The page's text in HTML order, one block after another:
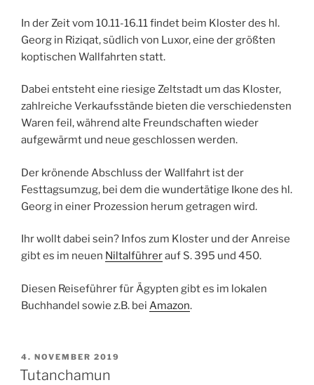
In der Zeit vom 10.11-16.11 findet beim Kloster des hl.
Georg in Riziqat, südlich von Luxor, eine der größten
koptischen Wallfahrten statt.
Dabei entsteht eine riesige Zeltstadt um das Kloster,
zahlreiche Verkaufsstände bieten die verschiedensten
Waren feil, während alte Freundschaften wieder
aufgewärmt und neue geschlossen werden.
Der krönende Abschluss der Wallfahrt ist der
Festtagsumzug, bei dem die wundertätige Ikone des hl.
Georg in einer Prozession herum getragen wird.
Ihr wollt dabei sein? Infos zum Kloster und der Anreise
gibt es im neuen Niltalführerauf S. 395 und 450.
Diesen Reiseführer für Ägypten gibt es im lokalen
Buchhandel sowie z.B. bei Amazon.
VERÖFFENTLICHT
AM
4. NOVEMBER 2019
Tutanchamun